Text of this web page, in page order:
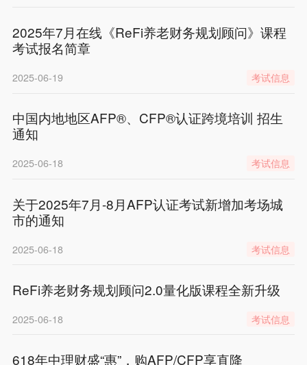
2025年7月在线《ReFi养老财务规划顾问》课程
考试报名简章
2025-06-19 考试信息
中国内地地区AFP®、CFP®认证跨境培训 招生
通知
2025-06-18 考试信息
关于2025年7月-8月AFP认证考试新增加考场城
市的通知
2025-06-18 考试信息
ReFi养老财务规划顾问2.0量化版课程全新升级
2025-06-18 考试信息
618年中理财盛“惠”，购AFP/CFP享直降